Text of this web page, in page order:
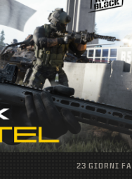
23 GIORNI FA